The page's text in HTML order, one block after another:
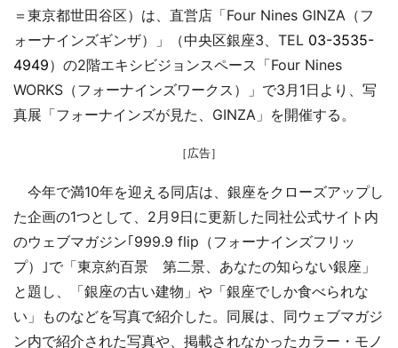
＝東京都世田谷区）は、直営店「Four Nines GINZA（フ
ォーナインズギンザ）」（中央区銀座3、TEL 03-3535-
4949）の2階エキシビジョンスペース「Four Nines
WORKS（フォーナインズワークス）」で3月1日より、写
真展「フォーナインズが見た、GINZA」を開催する。
［広告］
今年で満10年を迎える同店は、銀座をクローズアップし
た企画の1つとして、2月9日に更新した同社公式サイト内
のウェブマガジン｢999.9 flip（フォーナインズフリッ
プ）｣で「東京約百景 第二景、あなたの知らない銀座」
と題し、「銀座の古い建物」や「銀座でしか食べられな
い」ものなどを写真で紹介した。同展は、同ウェブマガジ
ン内で紹介された写真や、掲載されなかったカラー・モノ